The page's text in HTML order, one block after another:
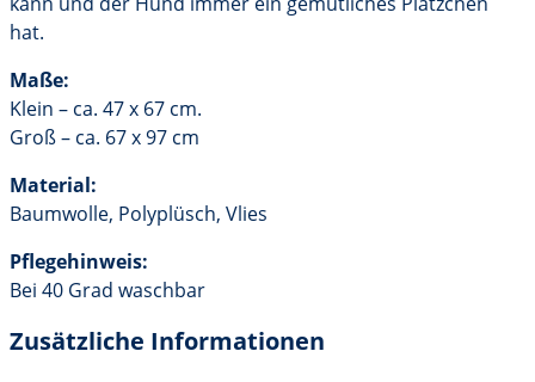
hat.
Maße:
Klein – ca. 47 x 67 cm.
Groß – ca. 67 x 97 cm
Material:
Baumwolle, Polyplüsch, Vlies
Pflegehinweis:
Bei 40 Grad waschbar
Zusätzliche Informationen